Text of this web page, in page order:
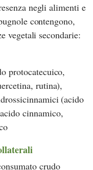
negli alimenti e
contengono,
vegetali secondarie:
protocatecuico,
rutina),
(acido
cinnamico,
crudo